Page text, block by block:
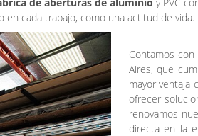
cada trabajo, como una actitud de vida.
Contamos
Aires, que
mayor ventaja
ofrecer
renovamos
directa en la